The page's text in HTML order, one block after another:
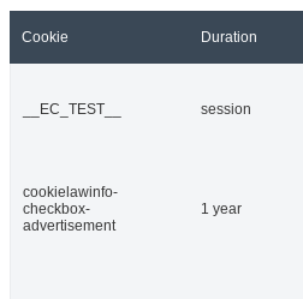
Cookie Duration
__EC_TEST__ session
cookielawinfo-
checkbox-
advertisement
1 year